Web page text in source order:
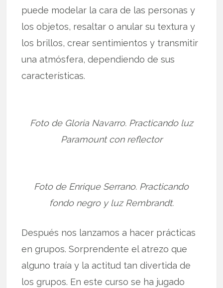
puede modelar la cara de las personas y
los objetos, resaltar o anular su textura y
los brillos, crear sentimientos y transmitir
una atmósfera, dependiendo de sus
características.
Foto de Gloria Navarro. Practicando luz
Paramount con reflector
Foto de Enrique Serrano. Practicando
fondo negro y luz Rembrandt.
Después nos lanzamos a hacer prácticas
en grupos. Sorprendente el atrezo que
alguno traía y la actitud tan divertida de
los grupos. En este curso se ha jugado